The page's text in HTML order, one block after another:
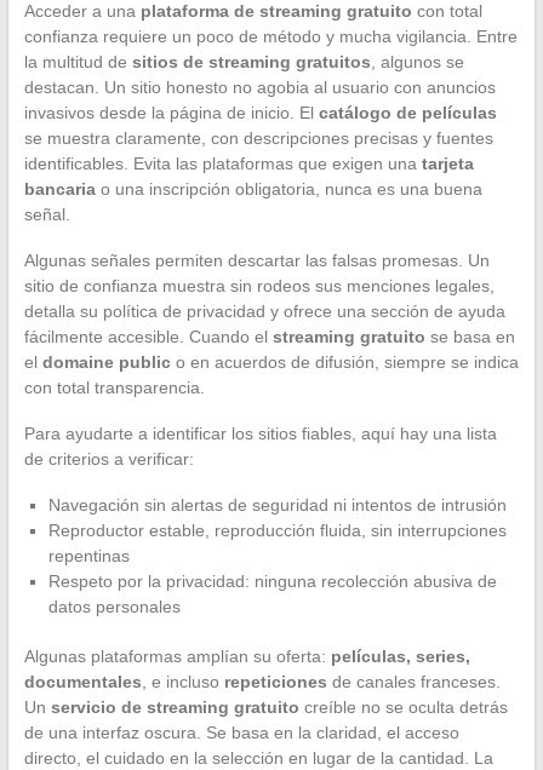
Acceder a una plataforma de streaming gratuito con total
confianza requiere un poco de método y mucha vigilancia. Entre
la multitud de sitios de streaming gratuitos , algunos se
destacan. Un sitio honesto no agobia al usuario con anuncios
invasivos desde la página de inicio. El catálogo de películas
se muestra claramente, con descripciones precisas y fuentes
identificables. Evita las plataformas que exigen una tarjeta
bancariao una inscripción obligatoria, nunca es una buena
señal.
Algunas señales permiten descartar las falsas promesas. Un
sitio de confianza muestra sin rodeos sus menciones legales,
detalla su política de privacidad y ofrece una sección de ayuda
fácilmente accesible. Cuando el streaming gratuito se basa en
el domaine publico en acuerdos de difusión, siempre se indica
con total transparencia.
Para ayudarte a identificar los sitios fiables, aquí hay una lista
de criterios a verificar:
Navegación sin alertas de seguridad ni intentos de intrusión
Reproductor estable, reproducción fluida, sin interrupciones
repentinas
Respeto por la privacidad: ninguna recolección abusiva de
datos personales
Algunas plataformas amplían su oferta: películas, series,
documentales , e incluso repeticiones de canales franceses.
Un servicio de streaming gratuito creíble no se oculta detrás
de una interfaz oscura. Se basa en la claridad, el acceso
directo, el cuidado en la selección en lugar de la cantidad. La